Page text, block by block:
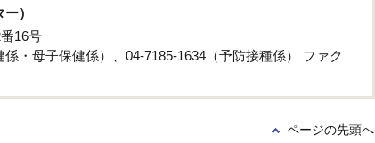
）
16号
・母子保健係）、04-7185-1634（予防接種係） ファク
ページの先頭へ